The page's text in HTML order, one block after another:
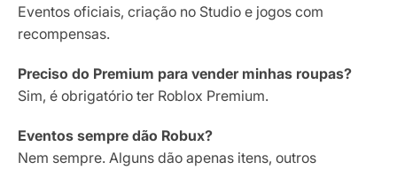
Eventos oficiais, criação no Studio e jogos com
recompensas.
Preciso do Premium para vender minhas roupas?
Sim, é obrigatório ter Roblox Premium.
Eventos sempre dão Robux?
Nem sempre. Alguns dão apenas itens, outros